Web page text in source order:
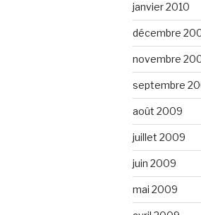
janvier 2010
décembre
novembre
septembre
août 2009
juillet 2009
juin 2009
mai 2009